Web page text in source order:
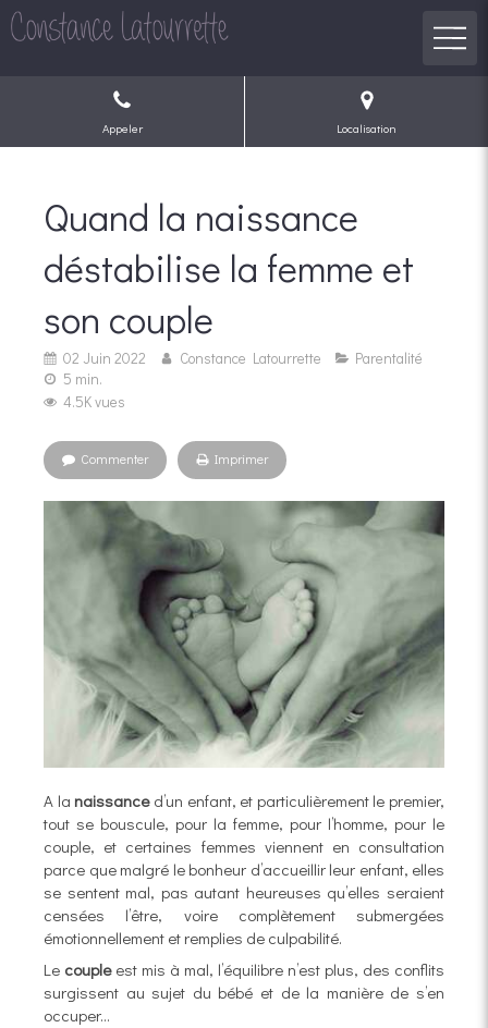
Appeler Localisation
Quand la naissance
déstabilise la femme et
son couple
02 Juin 2022 Constance Latourrette
Parentalité
5 min.
4.5K vues
Commenter Imprimer
A la naissanced’un enfant, et particulièrement le premier,
tout se bouscule, pour la femme, pour l’homme, pour le
couple, et certaines femmes viennent en consultation
parce que malgré le bonheur d’accueillir leur enfant, elles
se sentent mal, pas autant heureuses qu’elles seraient
censées l’être, voire complètement submergées
émotionnellement et remplies de culpabilité.
Le coupleest mis à mal, l’équilibre n’est plus, des conflits
surgissent au sujet du bébé et de la manière de s’en
occuper…